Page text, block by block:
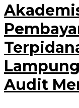
Audit